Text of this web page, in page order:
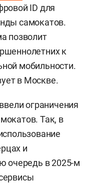
ID для
самокатов.
позволит
к
мобильности.
в Москве.
ограничения
Так, в
и
очередь в 2025-м